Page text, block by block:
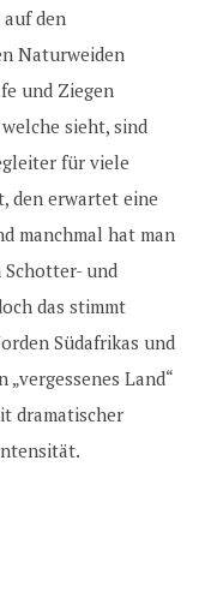
den
Naturweiden
und Ziegen
sieht, sind
für viele
den erwartet eine
manchmal hat man
Schotter- und
das stimmt
Südafrikas und
Land“
dramatischer